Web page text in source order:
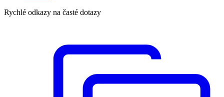
Rychlé odkazy na časté dotazy